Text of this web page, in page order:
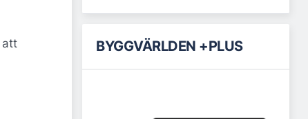
att
BYGGVÄRLDEN +PLUS